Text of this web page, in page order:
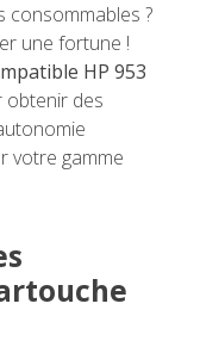
consommables ?
une fortune !
HP 953
obtenir des
votre gamme